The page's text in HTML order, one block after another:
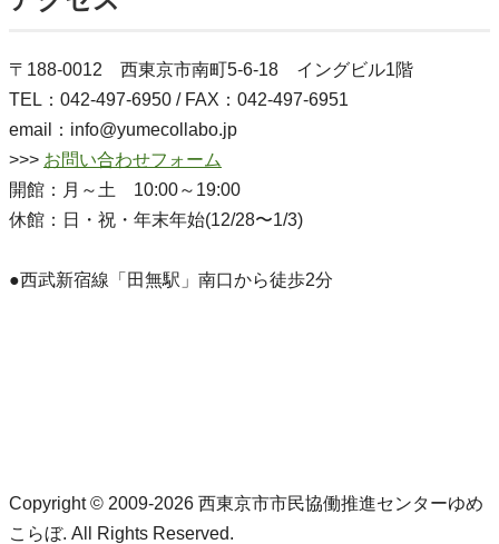
〒188-0012 西東京市南町5-6-18 イングビル1階
TEL：042-497-6950 / FAX：042-497-6951
email：info@yumecollabo.jp
>>> お問い合わせフォーム
開館：月～土 10:00～19:00
休館：日・祝・年末年始(12/28〜1/3)
●西武新宿線「田無駅」南口から徒歩2分
Copyright © 2009-2026 西東京市市民協働推進センターゆめ
こらぼ. All Rights Reserved.